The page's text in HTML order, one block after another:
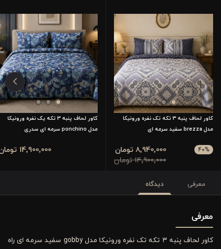
کاور لحاف پنبه 3 تکه تک نفره ورونیکا
مدل brezza سفید سرمه ای
40%
14٬900٬000 تومان
8٬940٬000 تومان
کاور لحاف پنبه 3 تکه یک نفره ورونیکا
مدل ponchino سرمه ای سدری
14٬900٬000 تومان
معرفی دیدگاه
معرفی
کاور لحاف پنبه ۳ تکه تک‌ نفره ورونیکا مدل gobby سفید سرمه ‌ای راه